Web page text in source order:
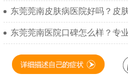
东莞莞南皮肤病医院好吗？皮
东莞莞南医院口碑怎么样？专